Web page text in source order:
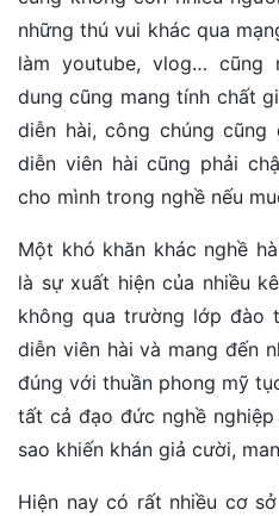
những thú vui khác qua
làm youtube, vlog… cũng
dung cũng mang tính chất
diễn hài, công chúng cũng
diễn viên hài cũng phải
cho mình trong nghề nếu
Một khó khăn khác nghề
là sự xuất hiện của nhiều
không qua trường lớp đào
diễn viên hài và mang đến
đúng với thuần phong mỹ
tất cả đạo đức nghề
sao khiến khán giả cười,
Hiện nay có rất nhiều cơ